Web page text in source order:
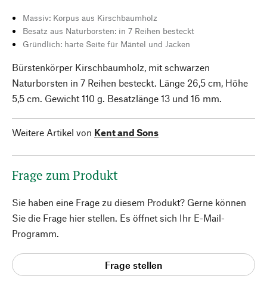
Massiv: Korpus aus Kirschbaumholz
Besatz aus Naturborsten: in 7 Reihen besteckt
Gründlich: harte Seite für Mäntel und Jacken
Bürstenkörper Kirschbaumholz, mit schwarzen
Naturborsten in 7 Reihen besteckt. Länge 26,5 cm, Höhe
5,5 cm. Gewicht 110 g. Besatzlänge 13 und 16 mm.
Weitere Artikel von Kent and Sons
Frage zum Produkt
Sie haben eine Frage zu diesem Produkt? Gerne können
Sie die Frage hier stellen. Es öffnet sich Ihr E-Mail-
Programm.
Frage stellen